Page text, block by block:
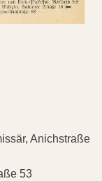
Anichstraße
53